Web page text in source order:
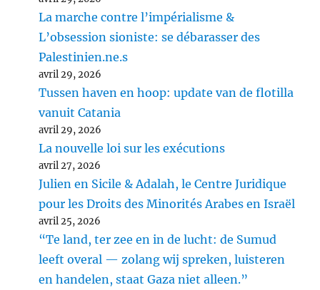
La marche contre l’impérialisme &
L’obsession sioniste: se débarasser des
Palestinien.ne.s
avril 29, 2026
Tussen haven en hoop: update van de flotilla
vanuit Catania
avril 29, 2026
La nouvelle loi sur les exécutions
avril 27, 2026
Julien en Sicile & Adalah, le Centre Juridique
pour les Droits des Minorités Arabes en Israël
avril 25, 2026
“Te land, ter zee en in de lucht: de Sumud
leeft overal — zolang wij spreken, luisteren
en handelen, staat Gaza niet alleen.”